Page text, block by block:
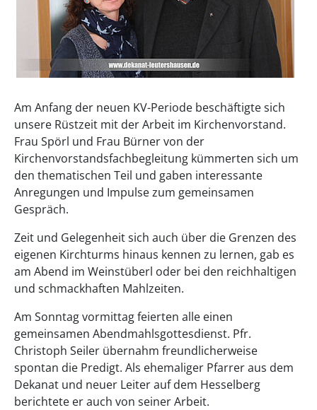
Am Anfang der neuen KV-Periode beschäftigte sich
unsere Rüstzeit mit der Arbeit im Kirchenvorstand.
Frau Spörl und Frau Bürner von der
Kirchenvorstandsfachbegleitung kümmerten sich um
den thematischen Teil und gaben interessante
Anregungen und Impulse zum gemeinsamen
Gespräch.
Zeit und Gelegenheit sich auch über die Grenzen des
eigenen Kirchturms hinaus kennen zu lernen, gab es
am Abend im Weinstüberl oder bei den reichhaltigen
und schmackhaften Mahlzeiten.
Am Sonntag vormittag feierten alle einen
gemeinsamen Abendmahlsgottesdienst. Pfr.
Christoph Seiler übernahm freundlicherweise
spontan die Predigt. Als ehemaliger Pfarrer aus dem
Dekanat und neuer Leiter auf dem Hesselberg
berichtete er auch von seiner Arbeit.